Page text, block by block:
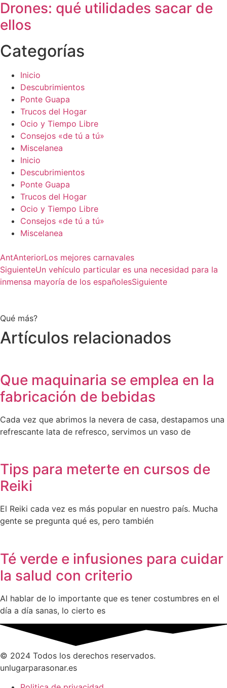
Drones: qué utilidades sacar de
ellos
Categorías
Inicio
Descubrimientos
Ponte Guapa
Trucos del Hogar
Ocio y Tiempo Libre
Consejos «de tú a tú»
Miscelanea
Inicio
Descubrimientos
Ponte Guapa
Trucos del Hogar
Ocio y Tiempo Libre
Consejos «de tú a tú»
Miscelanea
AntAnteriorLos mejores carnavales
SiguienteUn vehículo particular es una necesidad para la
inmensa mayoría de los españolesSiguiente
Qué más?
Artículos relacionados
Que maquinaria se emplea en la
fabricación de bebidas
Cada vez que abrimos la nevera de casa, destapamos una
refrescante lata de refresco, servimos un vaso de
Tips para meterte en cursos de
Reiki
El Reiki cada vez es más popular en nuestro país. Mucha
gente se pregunta qué es, pero también
Té verde e infusiones para cuidar
la salud con criterio
Al hablar de lo importante que es tener costumbres en el
día a día sanas, lo cierto es
© 2024 Todos los derechos reservados.
unlugarparasonar.es